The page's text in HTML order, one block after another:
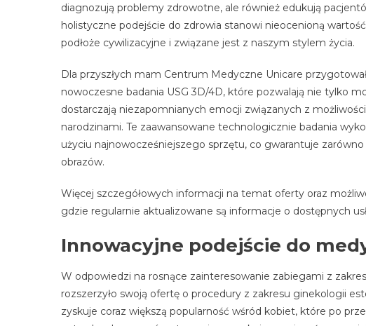
diagnozują problemy zdrowotne, ale również edukują
holistyczne podejście do zdrowia stanowi nieocenioną
podłoże cywilizacyjne i związane jest z naszym stylem życia.
Dla przyszłych mam Centrum Medyczne Unicare
nowoczesne badania USG 3D/4D, które pozwalają nie tylko
dostarczają niezapomnianych emocji związanych z
narodzinami. Te zaawansowane technologicznie badania
użyciu najnowocześniejszego sprzętu, co gwarantuje
obrazów.
Więcej szczegółowych informacji na temat oferty oraz
gdzie regularnie aktualizowane są informacje o dostępnych
Innowacyjne podejście do
W odpowiedzi na rosnące zainteresowanie zabiegami z
rozszerzyło swoją ofertę o procedury z zakresu ginekologii
zyskuje coraz większą popularność wśród kobiet, które po